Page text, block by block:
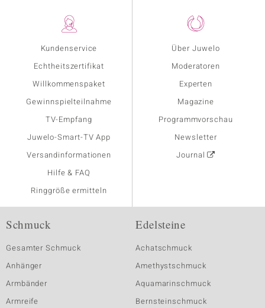
Kundenservice
Echtheitszertifikat
Willkommenspaket
Gewinnspielteilnahme
TV-Empfang
Juwelo-Smart-TV App
Versandinformationen
Hilfe & FAQ
Ringgröße ermitteln
Über Juwelo
Moderatoren
Experten
Magazine
Programmvorschau
Newsletter
Journal
Schmuck
Gesamter Schmuck
Anhänger
Armbänder
Armreife
Edelsteine
Achatschmuck
Amethystschmuck
Aquamarinschmuck
Bernsteinschmuck